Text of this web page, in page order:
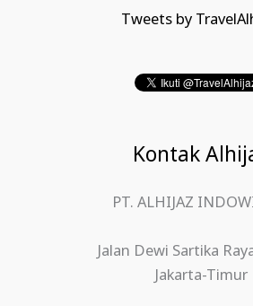
Tweets by
Kontak
PT. ALHIJAZ
Jalan Dewi Sartika
Jakarta-Timur